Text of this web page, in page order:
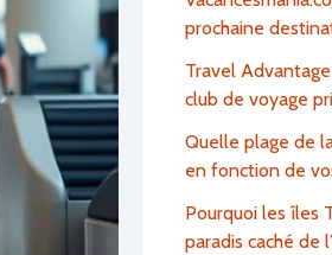
prochaine
Travel
club de voyage
Quelle plage de
en fonction de
Pourquoi les îles
paradis caché de